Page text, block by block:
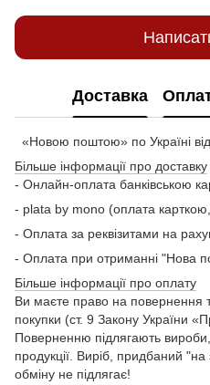
Доставка
«Новою поштою» по Україні від
Більше інформації про доставку
- Онлайн-оплата банківською
- plata by mono (оплата
- Оплата за реквізитами на
- Оплата при отриманні "Нова
Більше інформації про оплату
Ви маєте право на повернення
покупки (ст. 9 Закону України
Поверненню підлягають вироби,
продукції. Виріб, придбаний
обміну не підлягає!